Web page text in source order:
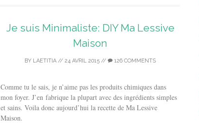
Je suis Minimaliste: DIY Ma Lessive
Maison
BY LAETITIA // 24 AVRIL 2015 // 126 COMMENTS
Comme tu le sais, je n’aime pas les produits chimiques dans
mon foyer. J’en fabrique la plupart avec des ingrédients simples
et sains. Voila donc aujourd’hui la recette de Ma Lessive
Maison.